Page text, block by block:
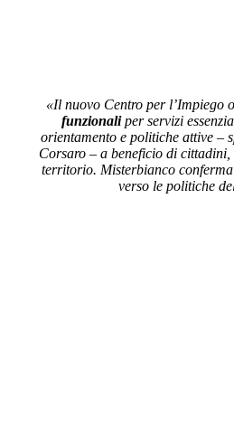
«Il nuovo Centro per l’Impiego
funzionaliper servizi
orientamento e politiche attive –
Corsaro – a beneficio di
territorio. Misterbianco
verso le politiche